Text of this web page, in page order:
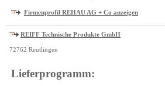
Firmenprofil REHAU AG + Co anzeigen
REIFF Technische Produkte GmbH
72762 Reutlingen
Lieferprogramm: